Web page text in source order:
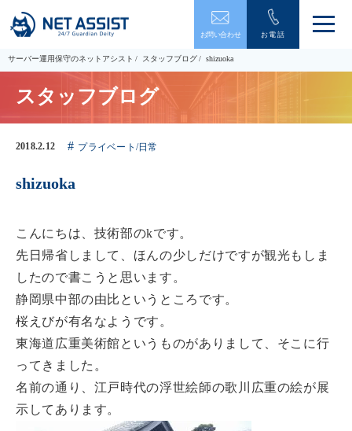
お問い合わせ お電話
メ
ー
閉
サーバー運用保守のネットアシスト スタッフブログ shizuoka
スタッフブログ
2018.2.12 プライベート/日常
shizuoka
こんにちは、技術部のkです。
先日帰省しまして、ほんの少しだけですが観光もしま
したので書こうと思います。
静岡県中部の由比というところです。
桜えびが有名なようです。
東海道広重美術館というものがありまして、そこに行
ってきました。
名前の通り、江戸時代の浮世絵師の歌川広重の絵が展
示してあります。